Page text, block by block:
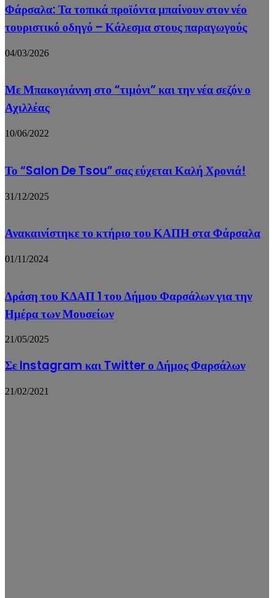
Φάρσαλα: Τα τοπικά προϊόντα μπαίνουν στον νέο
τουριστικό οδηγό – Κάλεσμα στους παραγωγούς
04/03/2026
Με Μπακογιάννη στο “τιμόνι” και την νέα σεζόν ο
Αχιλλέας
10/06/2022
Το “Salon De Tsou” σας εύχεται Καλή Χρονιά!
31/12/2025
Ανακαινίστηκε το κτήριο του ΚΑΠΗ στα Φάρσαλα
01/11/2024
Δράση του ΚΔΑΠ 1 του Δήμου Φαρσάλων για την
Ημέρα των Μουσείων
21/05/2025
Σε Instagram και Twitter ο Δήμος Φαρσάλων
21/02/2021